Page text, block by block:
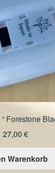
Forestone
27,00 €
Warenkorb